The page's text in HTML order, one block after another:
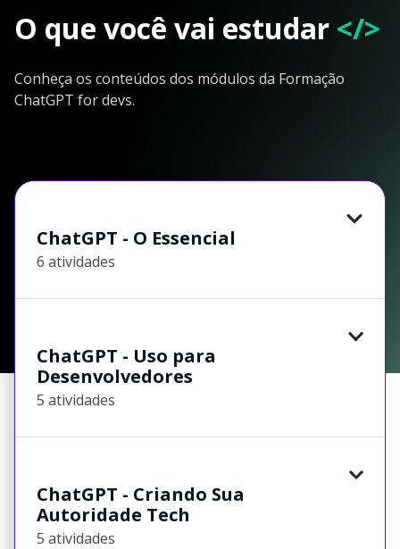
O que você vai estudar </>
Conheça os conteúdos dos módulos da Formação
ChatGPT for devs.
ChatGPT - O Essencial
6 atividades
ChatGPT - Uso para
Desenvolvedores
5 atividades
ChatGPT - Criando Sua
Autoridade Tech
5 atividades